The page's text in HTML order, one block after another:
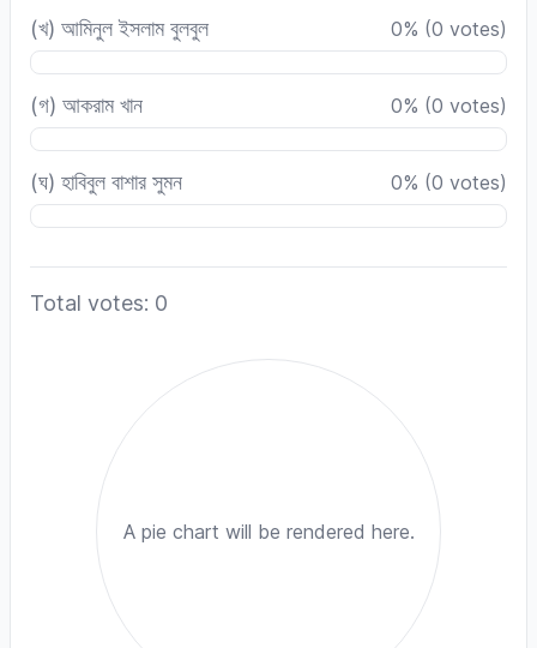
(খ) আমিনুল ইসলাম বুলবুল 0% (0 votes)
(গ) আকরাম খান 0% (0 votes)
(ঘ) হাবিবুল বাশার সুমন 0% (0 votes)
Total votes: 0
A pie chart will be rendered here.